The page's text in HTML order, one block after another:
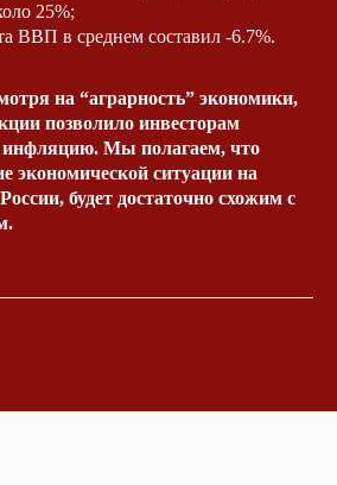
25%;
ВВП в среднем составил -6.7%.
на “аграрность” экономики,
позволило инвесторам
инфляцию. Мы полагаем, что
экономической ситуации на
будет достаточно схожим с